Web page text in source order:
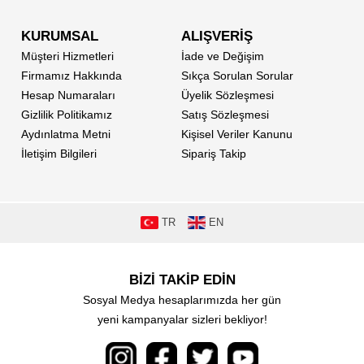
KURUMSAL
Müşteri Hizmetleri
Firmamız Hakkında
Hesap Numaraları
Gizlilik Politikamız
Aydınlatma Metni
İletişim Bilgileri
ALIŞVERİŞ
İade ve Değişim
Sıkça Sorulan Sorular
Üyelik Sözleşmesi
Satış Sözleşmesi
Kişisel Veriler Kanunu
Sipariş Takip
TR EN
BİZİ TAKİP EDİN
Sosyal Medya hesaplarımızda her gün
yeni kampanyalar sizleri bekliyor!